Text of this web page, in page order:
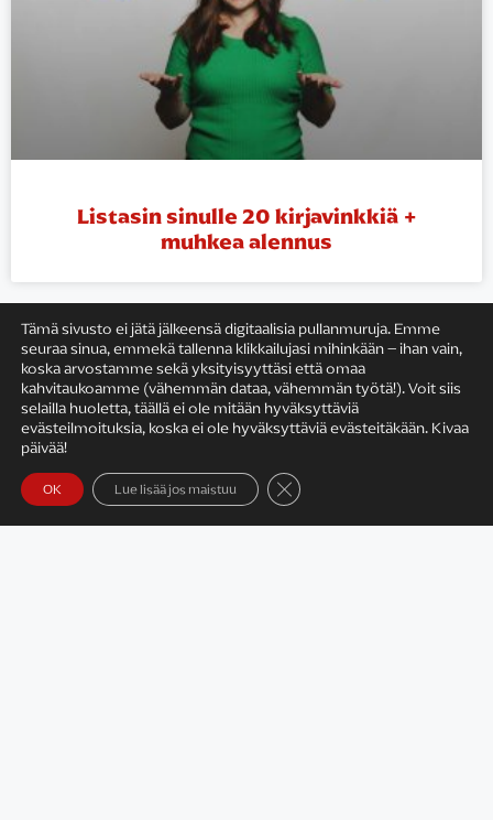
Listasin sinulle 20 kirjavinkkiä +
muhkea alennus
KIRJAILIJAN TYÖ
Tämä sivusto ei jätä jälkeensä digitaalisia pullanmuruja. Emme
seuraa sinua, emmekä tallenna klikkailujasi mihinkään – ihan vain,
koska arvostamme sekä yksityisyyttäsi että omaa
kahvitaukoamme (vähemmän dataa, vähemmän työtä!). Voit siis
selailla huoletta, täällä ei ole mitään hyväksyttäviä
evästeilmoituksia, koska ei ole hyväksyttäviä evästeitäkään. Kivaa
päivää!
OK Lue lisää jos maistuu Sulje evästebanneri